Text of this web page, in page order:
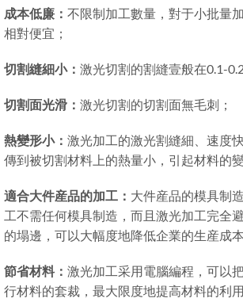
成本低廉： 不限制加工數量，對于小批量
相對便宜；
切割縫細小： 激光切割的割縫壹般在0.1-
切割面光滑： 激光切割的切割面無毛刺；
熱變形小： 激光加工的激光割縫細、速度
傳到被切割材料上的熱量小，引起材料的
適合大件産品的加工： 大件産品的模具制
工不需任何模具制造，而且激光加工完全
的塌邊，可以大幅度地降低企業的生産成
節省材料： 激光加工采用電腦編程，可以
行材料的套裁，最大限度地提高材料的利